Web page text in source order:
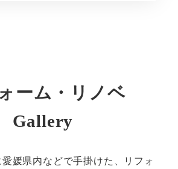
ーム・リノベ
Gallery
媛県内などで手掛けた、リフォ